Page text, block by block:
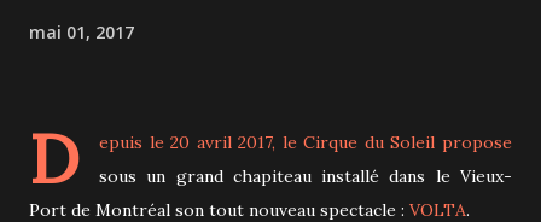
mai 01, 2017
D
epuis le 20 avril 2017, le Cirque du Soleil propose
sous un grand chapiteau installé dans le Vieux-
Port de Montréal son tout nouveau spectacle : VOLTA.